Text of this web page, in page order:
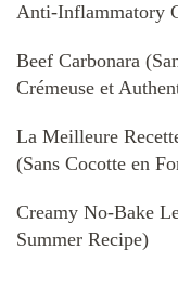
Anti-Inflammatory
Beef Carbonara
Crémeuse et
La Meilleure
(Sans Cocotte en
Creamy No-Bake
Summer Recipe)